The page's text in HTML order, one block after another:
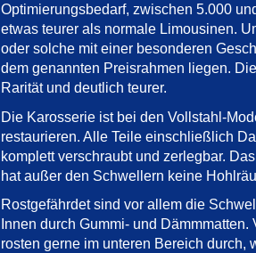
Optimierungsbedarf, zwischen 5.000
etwas teurer als normale Limousinen.
oder solche mit einer besonderen
dem genannten Preisrahmen liegen.
Rarität und deutlich teurer.
Die Karosserie ist bei den Vollstahl-
restaurieren. Alle Teile einschließlich
komplett verschraubt und zerlegbar.
hat außer den Schwellern keine
Rostgefährdet sind vor allem die
Innen durch Gummi- und
rosten gerne im unteren Bereich durch,